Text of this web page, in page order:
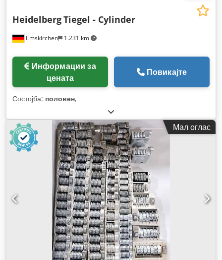
Emskirchen 1.231 km
HeidelbergTiegel - Cylinder
цената
Повикајте
Состојба: половен,
Мал оглас